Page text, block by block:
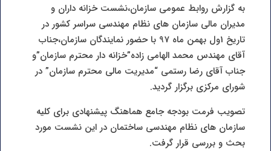
به گزارش روابط عمومی سازمان،نشست خزانه داران و
مدیران مالی سازمان های نظام مهندسی سراسر کشور در
تاریخ 1ول بهمن ماه 97 با حضور نمایندگان سازمان،جناب
آقای مهندس محمد الهامی زاده”خزانه دار محترم سازمان”و
جناب آقای رضا رستمی “مدیریت مالی محترم سازمان” در
شورای مرکزی برگزار گردید.
تصویب فرمت بودجه جامع هماهنگ پیشنهادی برای کلیه
سازمان های نظام مهندسی ساختمان در این نشست مورد
بحث و بررسی قرار گرفت.